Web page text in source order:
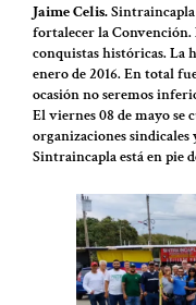
Jaime Celis.
fortalecer la Convención.
conquistas históricas. La
enero de 2016. En total
ocasión no seremos
El viernes 08 de mayo se
organizaciones sindicales
Sintraincapla está en pie